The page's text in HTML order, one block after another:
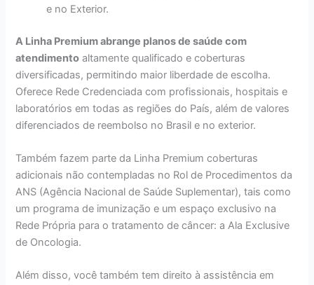
e no Exterior.
A Linha Premium abrange planos de saúde com
atendimento altamente qualificado e coberturas
diversificadas, permitindo maior liberdade de escolha.
Oferece Rede Credenciada com profissionais, hospitais e
laboratórios em todas as regiões do País, além de valores
diferenciados de reembolso no Brasil e no exterior.
Também fazem parte da Linha Premium coberturas
adicionais não contempladas no Rol de Procedimentos da
ANS (Agência Nacional de Saúde Suplementar), tais como
um programa de imunização e um espaço exclusivo na
Rede Própria para o tratamento de câncer: a Ala Exclusive
de Oncologia.
Além disso, você também tem direito à assistência em